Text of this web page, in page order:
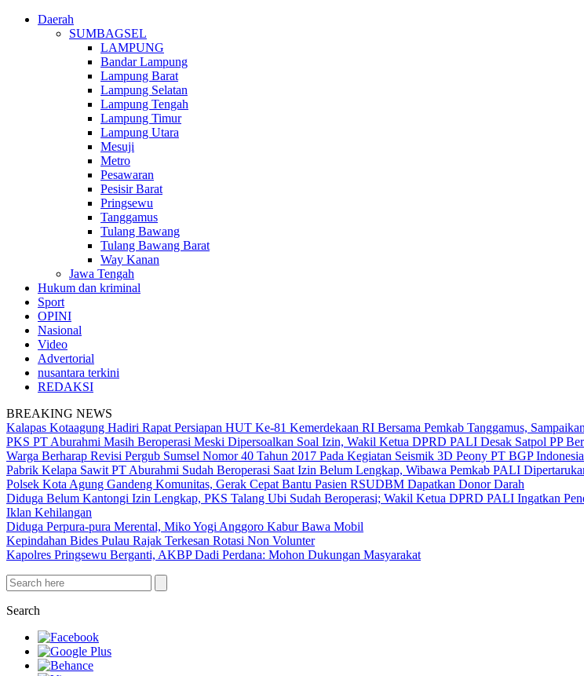
Daerah
SUMBAGSEL
LAMPUNG
Bandar Lampung
Lampung Barat
Lampung Selatan
Lampung Tengah
Lampung Timur
Lampung Utara
Mesuji
Metro
Pesawaran
Pesisir Barat
Pringsewu
Tanggamus
Tulang Bawang
Tulang Bawang Barat
Way Kanan
Jawa Tengah
Hukum dan kriminal
Sport
OPINI
Nasional
Video
Advertorial
nusantara terkini
REDAKSI
BREAKING NEWS
Kalapas Kotaagung Hadiri Rapat Persiapan HUT Ke-81 Kemerdekaan RI Bersama Pemkab Tanggamus,
PKS PT Aburahmi Masih Beroperasi Meski Dipersoalkan Soal Izin, Wakil Ketua DPRD PALI Desak Satpol PP
Warga Berharap Revisi Pergub Sumsel Nomor 40 Tahun 2017 Pada Kegiatan Seismik 3D Peony PT BGP
Pabrik Kelapa Sawit PT Aburahmi Sudah Beroperasi Saat Izin Belum Lengkap, Wibawa Pemkab PALI
Polsek Kota Agung Gandeng Komunitas, Gerak Cepat Bantu Pasien RSUDBM Dapatkan Donor Darah
Diduga Belum Kantongi Izin Lengkap, PKS Talang Ubi Sudah Beroperasi; Wakil Ketua DPRD PALI Ingatkan
Iklan Kehilangan
Diduga Perpura-pura Merental, Miko Yogi Anggoro Kabur Bawa Mobil
Kepindahan Bides Pulau Rajak Terkesan Rotasi Non Volunter
Kapolres Pringsewu Berganti, AKBP Dadi Perdana: Mohon Dukungan Masyarakat
Search